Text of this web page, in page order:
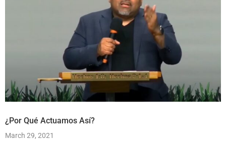
¿Por Qué Actuamos Así?
March 29, 2021